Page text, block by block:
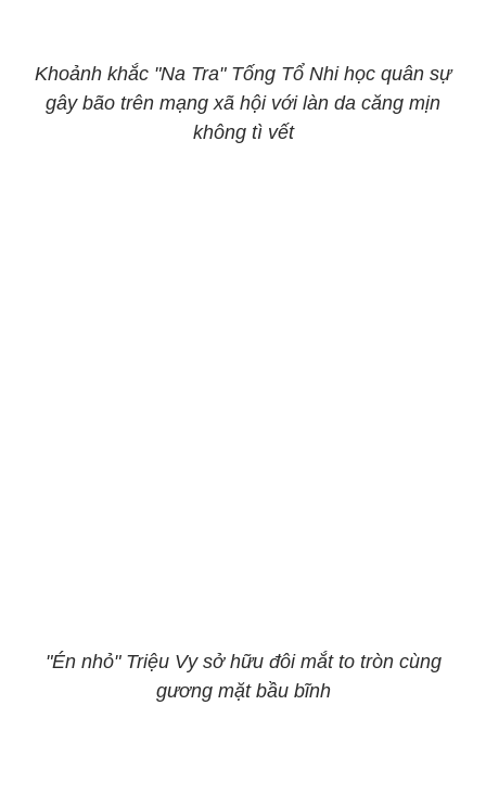
Khoảnh khắc "Na Tra" Tống Tổ Nhi học quân sự
gây bão trên mạng xã hội với làn da căng mịn
không tì vết
"Én nhỏ" Triệu Vy sở hữu đôi mắt to tròn cùng
gương mặt bầu bĩnh